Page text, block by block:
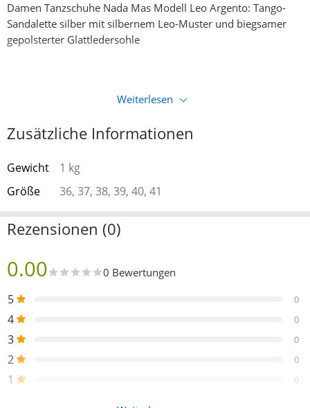
Damen Tanzschuhe Nada Mas Modell Leo Argento: Tango-
Sandalette silber mit silbernem Leo-Muster und biegsamer
gepolsterter Glattledersohle
Weiterlesen
Zusätzliche Informationen
Gewicht
1 kg
Größe
36, 37, 38, 39, 40, 41
Rezensionen (0)
0.00 0 Bewertungen
5 0
4 0
3 0
2 0
1 0